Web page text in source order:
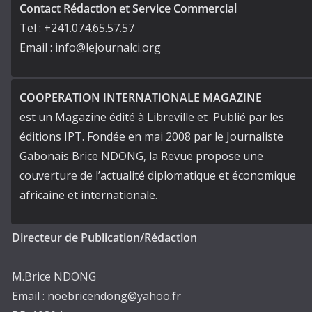
Contact Rédaction et Service Commercial
Tel : +241.074.65.57.57
Email : info@lejournalci.org
COOPERATION INTERNATIONALE MAGAZINE
est un Magazine édité à Libreville et Publié par les
éditions IPT. Fondée en mai 2008 par le Journaliste
Gabonais Brice NDONG, la Revue propose une
couverture de l’actualité diplomatique et économique
africaine et internationale.
Directeur de Publication/Rédaction
M.Brice NDONG
Email : noebricendong@yahoo.fr